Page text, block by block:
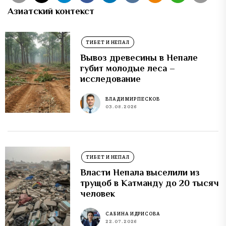
Азиатский контекст
ТИБЕТ И НЕПАЛ
Вывоз древесины в Непале
губит молодые леса –
исследование
ВЛАДИМИР ПЕСКОВ
03.08.2026
ТИБЕТ И НЕПАЛ
Власти Непала выселили из
трущоб в Катманду до 20 тысяч
человек
САБИНА ИДРИСОВА
22.07.2026